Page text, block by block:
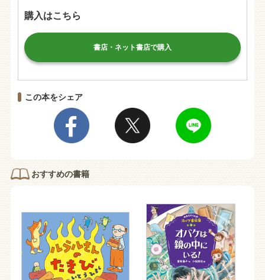
購入はこちら
書店・ネット書店で購入
この本をシェア
おすすめの書籍